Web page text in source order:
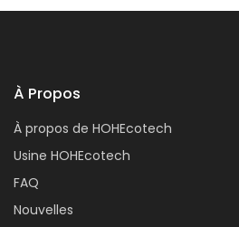
À Propos
À propos de HOHEcotech
Usine HOHEcotech
FAQ
Nouvelles